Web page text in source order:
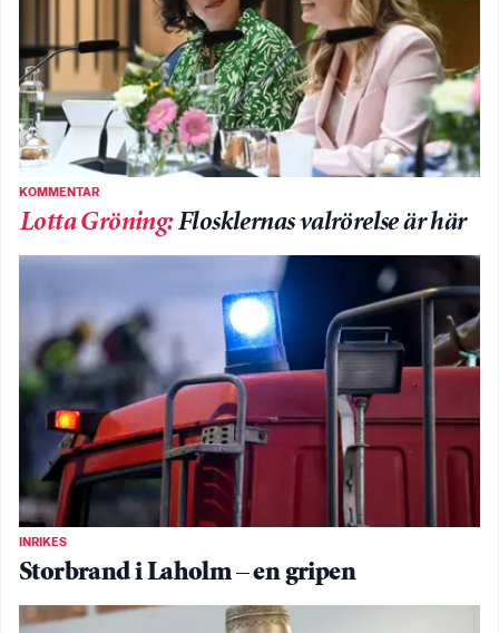
KOMMENTAR
Lotta Gröning:Flosklernas valrörelse är här
INRIKES
Storbrand i Laholm – en gripen